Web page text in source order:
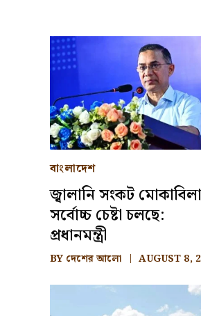
বাংলাদেশ
জ্বালানি সংকট
সর্বোচ্চ চেষ্টা চলছে:
প্রধানমন্ত্রী
BY দেশের আলো AUGUST 8,